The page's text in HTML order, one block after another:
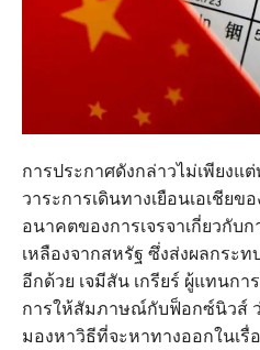
การประกาศดังกล่าวไม่เพียงแ
วาระการเดินทางเยือนเอเชีย
อนาคตของการเจรจาเกี่ยวกับ
เหลืองจากสหรัฐ ซึ่งส่งผลกระ
อีกด้วย เจมีสัน เกรียร์ ผู้แทนก
การให้สัมภาษณ์กับฟ็อกซ์นิวส์
มองหาวิธีที่จะหาทางออกในเรื่